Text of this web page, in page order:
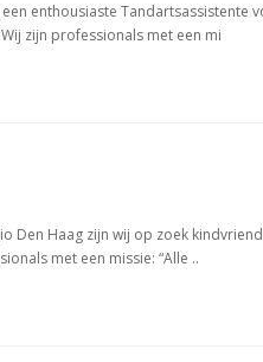
enthousiaste Tandartsassistente
zijn professionals met een mi
Den Haag zijn wij op zoek
met een missie: “Alle ..